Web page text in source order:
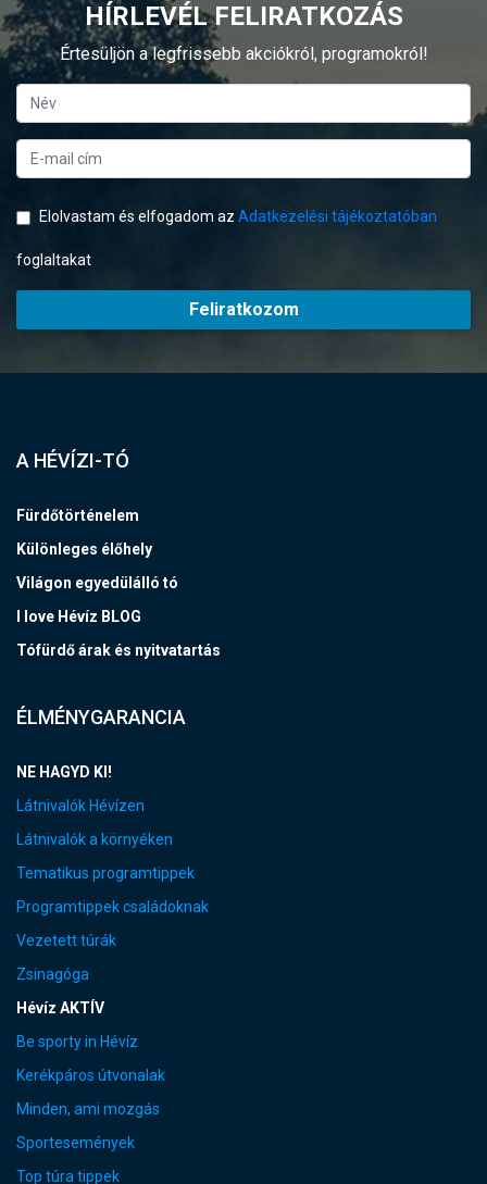
HÍRLEVÉL FELIRATKOZÁS
Értesüljön a legfrissebb akciókról, programokról!
Elolvastam és elfogadom az Adatkezelési tájékoztatóban
foglaltakat
Feliratkozom
A HÉVÍZI-TÓ
Fürdőtörténelem
Különleges élőhely
Világon egyedülálló tó
I love Hévíz BLOG
Tófürdő árak és nyitvatartás
ÉLMÉNYGARANCIA
NE HAGYD KI!
Látnivalók Hévízen
Látnivalók a környéken
Tematikus programtippek
Programtippek családoknak
Vezetett túrák
Zsinagóga
Hévíz AKTÍV
Be sporty in Hévíz
Kerékpáros útvonalak
Minden, ami mozgás
Sportesemények
Top túra tippek